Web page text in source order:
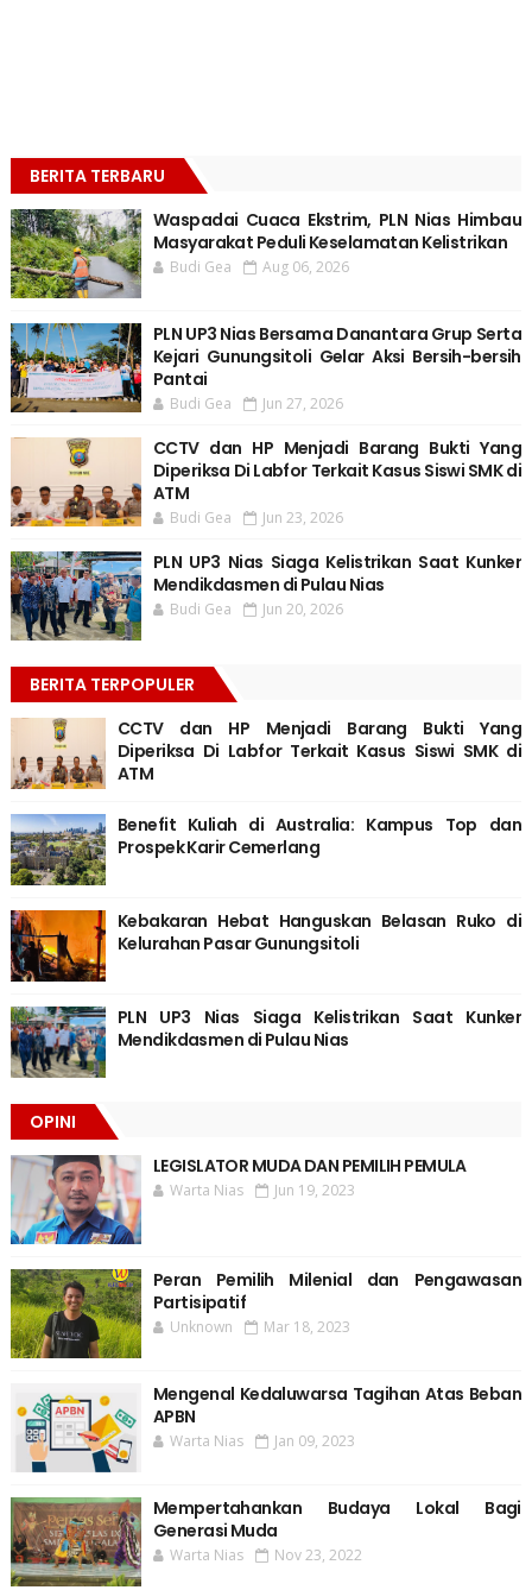
BERITA TERBARU
Waspadai Cuaca Ekstrim, PLN Nias Himbau
Masyarakat Peduli Keselamatan Kelistrikan
Budi Gea Aug 06, 2026
PLN UP3 Nias Bersama Danantara Grup Serta
Kejari Gunungsitoli Gelar Aksi Bersih-bersih
Pantai
Budi Gea Jun 27, 2026
CCTV dan HP Menjadi Barang Bukti Yang
Diperiksa Di Labfor Terkait Kasus Siswi SMK di
ATM
Budi Gea Jun 23, 2026
PLN UP3 Nias Siaga Kelistrikan Saat Kunker
Mendikdasmen di Pulau Nias
Budi Gea Jun 20, 2026
BERITA TERPOPULER
CCTV dan HP Menjadi Barang Bukti Yang
Diperiksa Di Labfor Terkait Kasus Siswi SMK di
ATM
Benefit Kuliah di Australia: Kampus Top dan
Prospek Karir Cemerlang
Kebakaran Hebat Hanguskan Belasan Ruko di
Kelurahan Pasar Gunungsitoli
PLN UP3 Nias Siaga Kelistrikan Saat Kunker
Mendikdasmen di Pulau Nias
OPINI
LEGISLATOR MUDA DAN PEMILIH PEMULA
Warta Nias Jun 19, 2023
Peran Pemilih Milenial dan Pengawasan
Partisipatif
Unknown Mar 18, 2023
Mengenal Kedaluwarsa Tagihan Atas Beban
APBN
Warta Nias Jan 09, 2023
Mempertahankan Budaya Lokal Bagi
Generasi Muda
Warta Nias Nov 23, 2022